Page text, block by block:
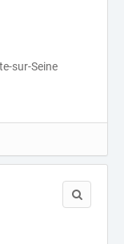
sur-Seine